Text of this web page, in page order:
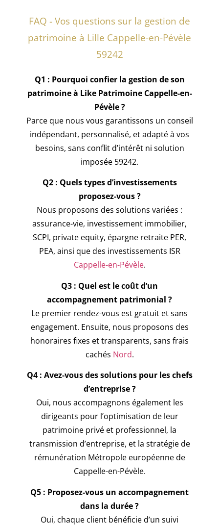
FAQ - Vos questions sur la gestion de
patrimoine à Lille Cappelle-en-Pévèle
59242
Q1 : Pourquoi confier la gestion de son
patrimoine à Like Patrimoine Cappelle-en-
Pévèle ?
Parce que nous vous garantissons un conseil
indépendant, personnalisé, et adapté à vos
besoins, sans conflit d’intérêt ni solution
imposée 59242.
Q2 : Quels types d’investissements
proposez-vous ?
Nous proposons des solutions variées :
assurance-vie, investissement immobilier,
SCPI, private equity, épargne retraite PER,
PEA, ainsi que des investissements ISR
Cappelle-en-Pévèle.
Q3 : Quel est le coût d’un
accompagnement patrimonial ?
Le premier rendez-vous est gratuit et sans
engagement. Ensuite, nous proposons des
honoraires fixes et transparents, sans frais
cachés Nord.
Q4 : Avez-vous des solutions pour les chefs
d’entreprise ?
Oui, nous accompagnons également les
dirigeants pour l’optimisation de leur
patrimoine privé et professionnel, la
transmission d’entreprise, et la stratégie de
rémunération Métropole européenne de
Cappelle-en-Pévèle.
Q5 : Proposez-vous un accompagnement
dans la durée ?
Oui, chaque client bénéficie d’un suivi